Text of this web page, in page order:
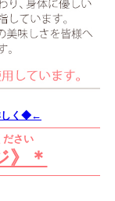
しく◆←
ださい
》＊